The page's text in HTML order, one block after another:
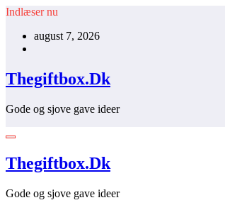
Videre
indhold
Indlæser nu
august 7, 2026
Thegiftbox.Dk
Gode og sjove gave ideer
Thegiftbox.Dk
Gode og sjove gave ideer